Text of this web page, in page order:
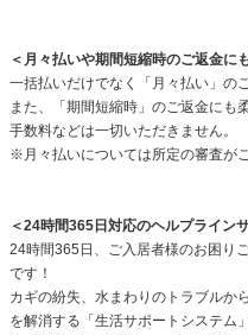
＜月々払いや期間短縮時のご返金に
一括払いだけでなく「月々払い」の
また、「期間短縮時」のご返金にも
手数料などは一切いただきません。
※月々払いについては所定の審査が
＜24時間365日対応のヘルプライン
24時間365日、ご入居者様のお困り
です！
カギの紛失、水まわりのトラブルか
を解消する「生活サポートシステム」